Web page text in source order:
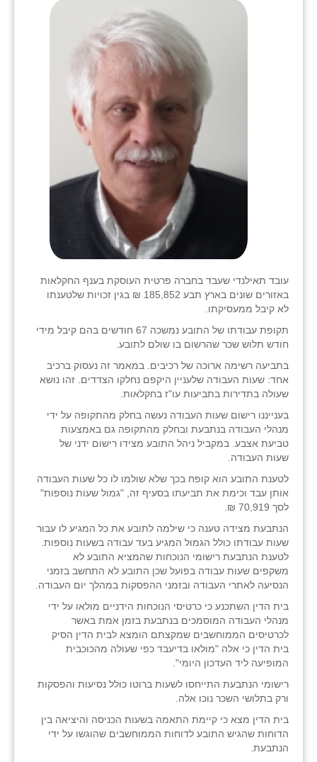
עובד תאילנדי שעבד בחברה פרטית העוסקת בענף החקלאות
באזורים שונים בארץ תבע 185,852 ₪ בגין זכויות שלטענתו
לא קיבל ממעסיקתו.
תקופת עבודתו של התובע נמשכה 67 חודשים בהם קיבל מידי
חודש תלוש שכר שהרשום בו שולם לתובע.
בתביעה רשימה ארוכה של רכיבים. במאמר זה נעסוק ברכיב
אחד: שעות העבודה שלעניין היקפם נחלקו הצדדים. זהו נושא
שעולה בתדירות בתביעות עו"ז בחקלאות.
בענייננו רישום שעות העבודה נעשה בחלק מהתקופה על ידי
מנהלי העבודה בנתבעת ובחלק מהתקופה גם באמצעות
טביעת אצבע. במקביל ניהל התובע מצידו רישום ידני של
שעות העבודה.
לטענת התובע הוא קופח בכך שלא שולמו לו כל שעות העבודה
אותן עבד וכימת את תביעתו בסעיף זה, "גמול שעות נוספות"
לסך 70,919 ₪.
הנתבעת מצידה טענה כי שילמה לתובע את כל המגיע לו עבור
שעות עבודתו כולל הגמול המגיע בעד עבודה בשעות נוספות.
לטענת הנתבעת רישומי הנוכחות שהמציא התובע לא
משקפים שעות עבודה בפועל שכן התובע לא התחשב בזמני
הנסיעה לאתרי העבודה ובזמני ההפסקות במהלך יום העבודה.
בית הדין השתכנע כי כרטיסי הנוכחות הידניים מולאו על ידי
מנהלי העבודה המוסמכים בנתבעת בזמן אמת באשר
לכרטיסים הממוחשבים שמקצתם הומצא לבית הדין הסיק
בית הדין כי אלה "מולאו בדיעבד כפי שעולה מהכוכבית
המופיעה ליד העדכון היומי".
רישומי הנתבעת התייחסו לשעות ברוטו כולל נסיעות והפסקות
ורק בתלושי השכר נוכו אלה.
בית הדין מצא כי קיימת התאמה בשעות הכניסה והיציאה בין
הדוחות שהגיש התובע לדוחות הממוחשבים שהוגשו על ידי
הנתבעת.
דקל
זוהר
חבצלת השרון
חמרה
חרב לאת
יבול (מורג)
יקנעם
כליל
יד השמונה
כפר אביב
כפר ביאליק
כפר הרי״ף
כפר מישר
כפר מע״ש
כפר מרדכי
כפר סבא (אגרא)